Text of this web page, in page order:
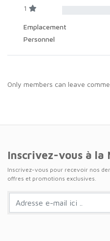
1
Emplacement
Personnel
Only members can leave
Inscrivez-vous à la
Inscrivez-vous pour recevoir nos
offres et promotions exclusives.